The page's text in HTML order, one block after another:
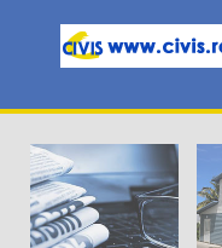
Actus en
vedette